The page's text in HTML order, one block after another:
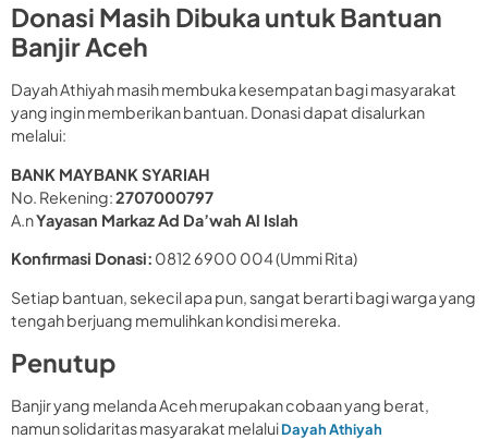
Donasi Masih Dibuka untuk Bantuan
Banjir Aceh
Dayah Athiyah masih membuka kesempatan bagi masyarakat
yang ingin memberikan bantuan. Donasi dapat disalurkan
melalui:
BANK MAYBANK SYARIAH
No. Rekening:2707000797
A.nYayasan Markaz Ad Da’wah Al Islah
Konfirmasi Donasi: 0812 6900 004 (Ummi Rita)
Setiap bantuan, sekecil apa pun, sangat berarti bagi warga yang
tengah berjuang memulihkan kondisi mereka.
Penutup
Banjir yang melanda Aceh merupakan cobaan yang berat,
namun solidaritas masyarakat melaluiDayah Athiyah